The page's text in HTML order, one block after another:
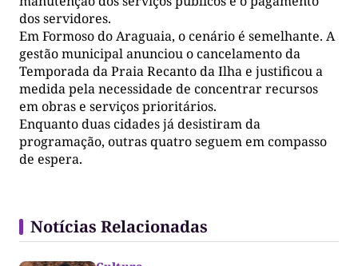
dos servidores.
Em Formoso do Araguaia, o cenário é semelhante. A
gestão municipal anunciou o cancelamento da
Temporada da Praia Recanto da Ilha e justificou a
medida pela necessidade de concentrar recursos
em obras e serviços prioritários.
Enquanto duas cidades já desistiram da
programação, outras quatro seguem em compasso
de espera.
Notícias Relacionadas